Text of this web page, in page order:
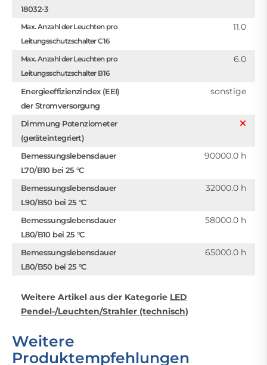
18032-3
Max. Anzahl der Leuchten pro
Leitungsschutzschalter C16
11.0
Max. Anzahl der Leuchten pro
Leitungsschutzschalter B16
6.0
Energieeffizienzindex (EEI)
der Stromversorgung
sonstige
Dimmung Potenziometer
(geräteintegriert)
Bemessungslebensdauer
L70/B10 bei 25 °C
90000.0 h
Bemessungslebensdauer
L90/B50 bei 25 °C
32000.0 h
Bemessungslebensdauer
L80/B10 bei 25 °C
58000.0 h
Bemessungslebensdauer
L80/B50 bei 25 °C
65000.0 h
Weitere Artikel aus der Kategorie LED
Pendel-/Leuchten/Strahler (technisch)
Weitere
Produktempfehlungen